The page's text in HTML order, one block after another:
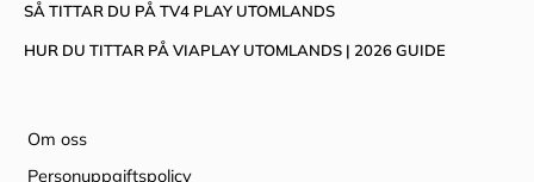
SÅ TITTAR DU PÅ TV4 PLAY UTOMLANDS
HUR DU TITTAR PÅ VIAPLAY UTOMLANDS | 2026 GUIDE
Om oss
Personuppgiftspolicy